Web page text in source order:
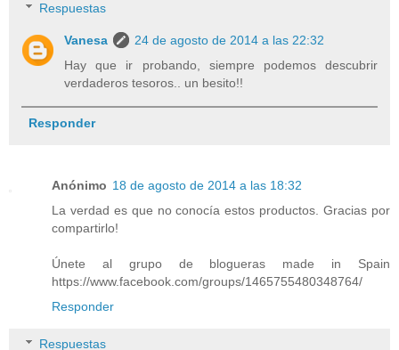
Respuestas
Vanesa
24 de agosto de 2014 a las 22:32
Hay que ir probando, siempre podemos descubrir
verdaderos tesoros.. un besito!!
Responder
Anónimo 18 de agosto de 2014 a las 18:32
La verdad es que no conocía estos productos. Gracias por
compartirlo!
Únete al grupo de blogueras made in Spain
https://www.facebook.com/groups/1465755480348764/
Responder
Respuestas